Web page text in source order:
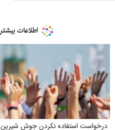
درخواست استفاده نکردن جوش شیرین